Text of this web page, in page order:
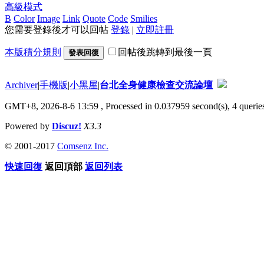
高級模式
B Color Image Link Quote Code Smilies
您需要登錄後才可以回帖 登錄 | 立即註冊
本版積分規則 發表回復 回帖後跳轉到最後一頁
Archiver|手機版|小黑屋|台北全身健康檢查交流論壇
GMT+8, 2026-8-6 13:59 , Processed in 0.037959 second(s), 4
Powered by Discuz! X3.3
© 2001-2017 Comsenz Inc.
快速回復 返回頂部 返回列表